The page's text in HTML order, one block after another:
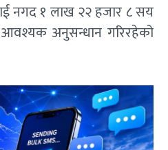
नगद १ लाख २२ हजार ८ सय
अनुसन्धान गरिरहेको